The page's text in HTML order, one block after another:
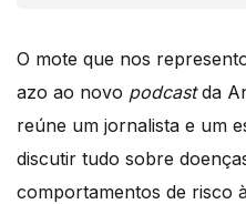
O mote que nos
azo ao novo podcastda
reúne um jornalista e um
discutir tudo sobre
comportamentos de risco